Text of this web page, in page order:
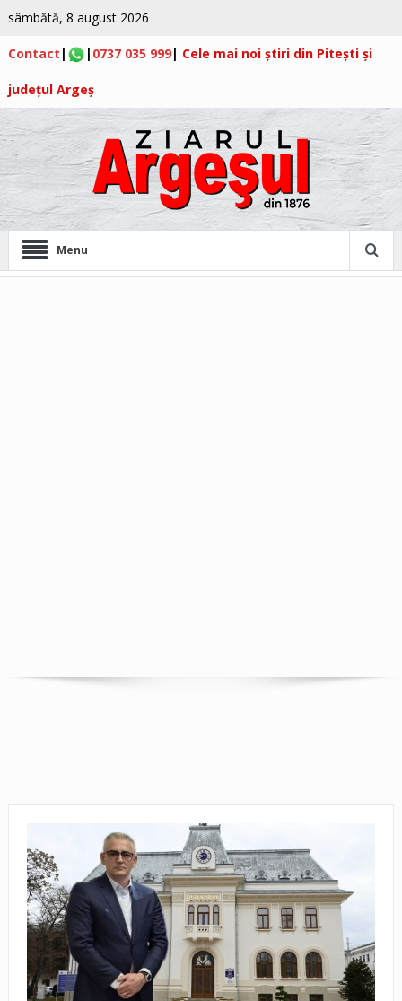
sâmbătă, 8 august 2026
Contact | | 0737 035 999| Cele mai noi știri din Pitești și
județul Argeș
Menu